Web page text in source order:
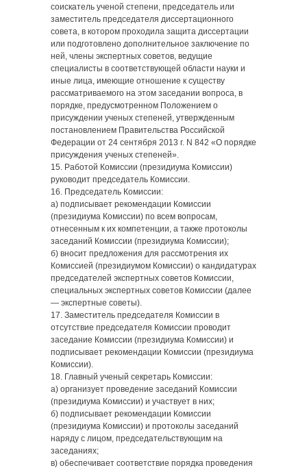
соискатель ученой степени, председатель или
заместитель председателя диссертационного
совета, в котором проходила защита диссертации
или подготовлено дополнительное заключение по
ней, члены экспертных советов, ведущие
специалисты в соответствующей области науки и
иные лица, имеющие отношение к существу
рассматриваемого на этом заседании вопроса, в
порядке, предусмотренном Положением о
присуждении ученых степеней, утвержденным
постановлением Правительства Российской
Федерации от 24 сентября 2013 г. N 842 «О порядке
присуждения ученых степеней».
15. Работой Комиссии (президиума Комиссии)
руководит председатель Комиссии.
16. Председатель Комиссии:
а) подписывает рекомендации Комиссии
(президиума Комиссии) по всем вопросам,
отнесенным к их компетенции, а также протоколы
заседаний Комиссии (президиума Комиссии);
б) вносит предложения для рассмотрения их
Комиссией (президиумом Комиссии) о кандидатурах
председателей экспертных советов Комиссии,
специальных экспертных советов Комиссии (далее
— экспертные советы).
17. Заместитель председателя Комиссии в
отсутствие председателя Комиссии проводит
заседание Комиссии (президиума Комиссии) и
подписывает рекомендации Комиссии (президиума
Комиссии).
18. Главный ученый секретарь Комиссии:
а) организует проведение заседаний Комиссии
(президиума Комиссии) и участвует в них;
б) подписывает рекомендации Комиссии
(президиума Комиссии) и протоколы заседаний
наряду с лицом, председательствующим на
заседаниях;
в) обеспечивает соответствие порядка проведения